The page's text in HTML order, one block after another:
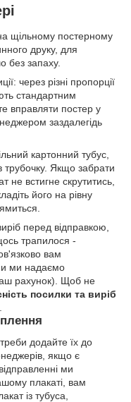
щільному постерному
друку, для
без запаху.
через різні пропорції
стандартним
вправляти постер у
заздалегідь
картонний тубус,
трубочку. Якщо забрати
встигне скрутитись,
його на рівну
перед відправкою,
трапилося -
вам
ми надаємо
рахунок). Щоб не
посилки та виріб
додайте їх до
якщо є
ми
плакаті, вам
із тубуса,